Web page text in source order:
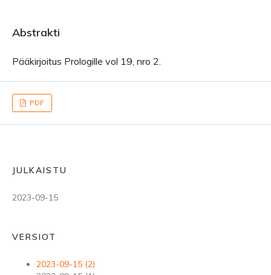
Abstrakti
Pääkirjoitus Prologille vol 19, nro 2.
PDF
JULKAISTU
2023-09-15
VERSIOT
2023-09-15 (2)